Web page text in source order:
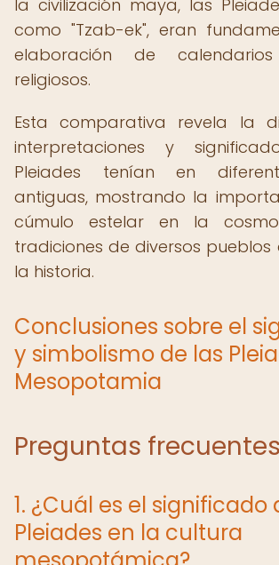
la civilización maya, las
como "Tzab-ek", eran
elaboración de
religiosos.
Esta comparativa revela la
interpretaciones y
Pleiades tenían en
antiguas, mostrando la
cúmulo estelar en la
tradiciones de diversos
la historia.
Conclusiones sobre el
y simbolismo de las
Mesopotamia
Preguntas frecuentes
1. ¿Cuál es el significado
Pleiades en la cultura